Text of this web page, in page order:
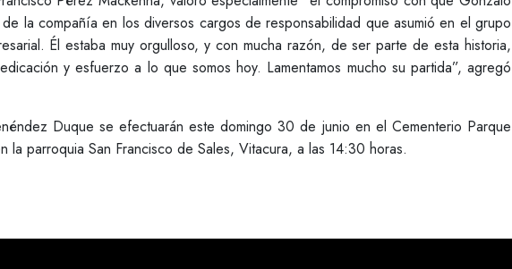
la compañía en los diversos cargos de responsabilidad que asumió en el grupo
Él estaba muy orgulloso, y con mucha razón, de ser parte de esta historia,
y esfuerzo a lo que somos hoy. Lamentamos mucho su partida”, agregó
Duque se efectuarán este domingo 30 de junio en el Cementerio Parque
la parroquia San Francisco de Sales, Vitacura, a las 14:30 horas.